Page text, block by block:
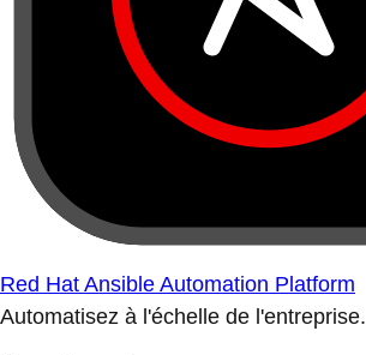
Red Hat Ansible Automation Platform
Automatisez à l'échelle de l'entreprise.